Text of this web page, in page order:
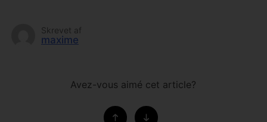
Skrevet af
maxime
Avez-vous aimé cet article?